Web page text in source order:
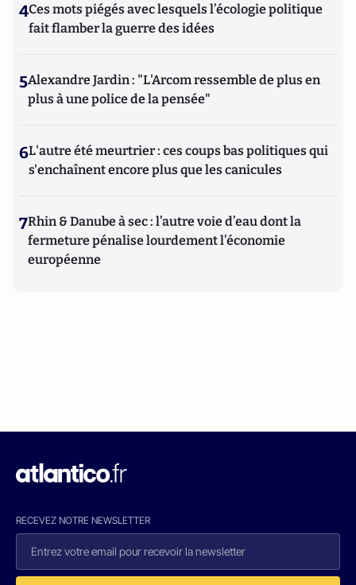
4Ces mots piégés avec lesquels l’écologie politique
fait flamber la guerre des idées
5Alexandre Jardin : "L'Arcom ressemble de plus en
plus à une police de la pensée"
6L'autre été meurtrier : ces coups bas politiques qui
s'enchaînent encore plus que les canicules
7Rhin & Danube à sec : l’autre voie d’eau dont la
fermeture pénalise lourdement l’économie
européenne
RECEVEZ NOTRE NEWSLETTER